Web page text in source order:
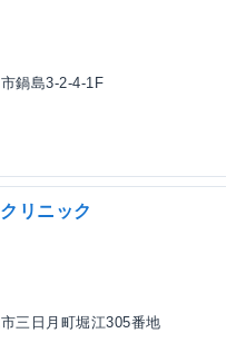
鍋島3-2-4-1F
リニック
三日月町堀江305番地